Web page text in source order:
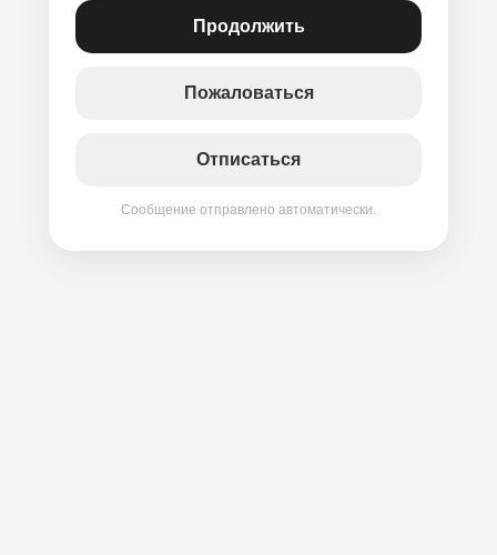
Продолжить
Пожаловаться
Отписаться
Сообщение отправлено автоматически.